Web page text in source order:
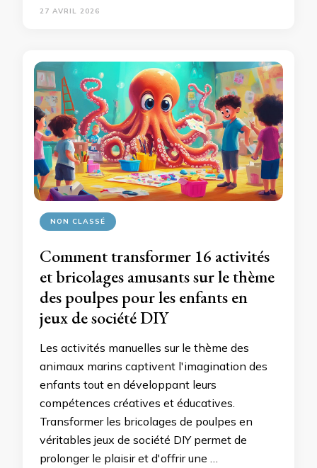
27 AVRIL 2026
NON CLASSÉ
Comment transformer 16 activités
et bricolages amusants sur le thème
des poulpes pour les enfants en
jeux de société DIY
Les activités manuelles sur le thème des
animaux marins captivent l'imagination des
enfants tout en développant leurs
compétences créatives et éducatives.
Transformer les bricolages de poulpes en
véritables jeux de société DIY permet de
prolonger le plaisir et d'offrir une …